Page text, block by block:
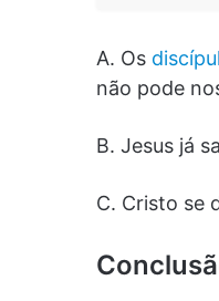
A. Os
não pode
B. Jesus já
C. Cristo se